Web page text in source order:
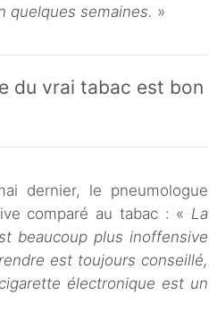
quelques semaines. »
du vrai tabac est bon
dernier, le pneumologue
comparé au tabac : « La
beaucoup plus inoffensive
est toujours conseillé,
électronique est un